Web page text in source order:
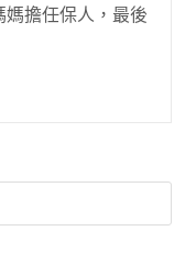
擔任保人，最後